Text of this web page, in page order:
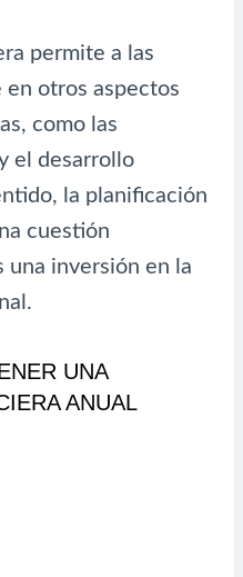
permite a las
en otros aspectos
como las
el desarrollo
la planificación
cuestión
una inversión en la
UNA
ANUAL